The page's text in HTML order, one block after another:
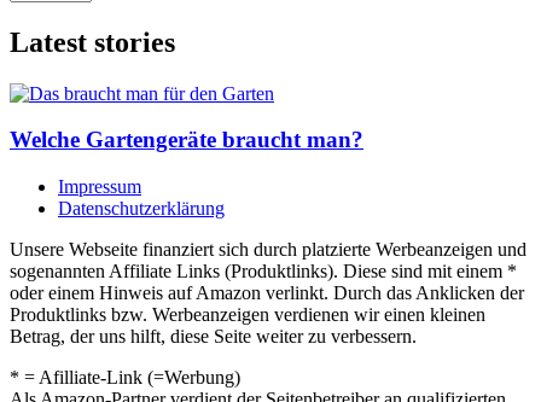
Latest stories
Welche Gartengeräte braucht man?
Impressum
Datenschutzerklärung
Unsere Webseite finanziert sich durch platzierte Werbeanzeigen und
sogenannten Affiliate Links (Produktlinks). Diese sind mit einem *
oder einem Hinweis auf Amazon verlinkt. Durch das Anklicken der
Produktlinks bzw. Werbeanzeigen verdienen wir einen kleinen
Betrag, der uns hilft, diese Seite weiter zu verbessern.
* = Afilliate-Link (=Werbung)